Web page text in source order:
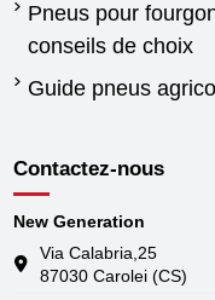
Pneus pour
conseils de choix
Guide pneus
Contactez-nous
New Generation
Via Calabria,25
87030 Carolei (CS)